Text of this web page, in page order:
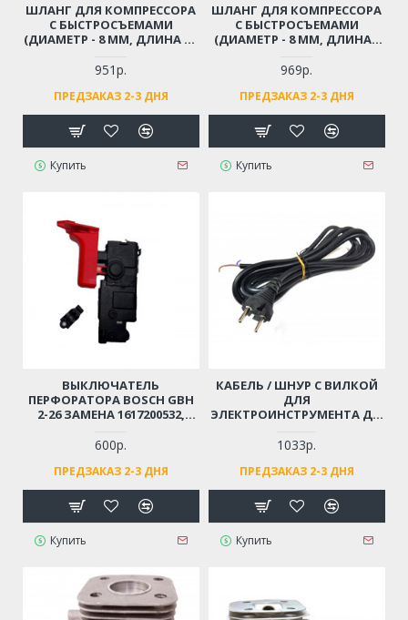
ШЛАНГ ДЛЯ КОМПРЕССОРА
С БЫСТРОСЪЕМАМИ
(ДИАМЕТР - 8 ММ, ДЛИНА - 9
951р.
ПРЕДЗАКАЗ 2-3 ДНЯ
Купить
ШЛАНГ ДЛЯ КОМПРЕССОРА
С БЫСТРОСЪЕМАМИ
(ДИАМЕТР - 8 ММ, ДЛИНА -
969р.
ПРЕДЗАКАЗ 2-3 ДНЯ
Купить
ВЫКЛЮЧАТЕЛЬ
ПЕРФОРАТОРА BOSCH GBH
2-26 ЗАМЕНА 1617200532,
600р.
ПРЕДЗАКАЗ 2-3 ДНЯ
Купить
КАБЕЛЬ / ШНУР С ВИЛКОЙ
ДЛЯ
ЭЛЕКТРОИНСТРУМЕНТА ДО
МОРОЗОСТОЙКИЙ,
МЯГКИЙ, ИЗНОСОСТОЙКАЯ
РЕЗИНА
1033р.
ПРЕДЗАКАЗ 2-3 ДНЯ
Купить